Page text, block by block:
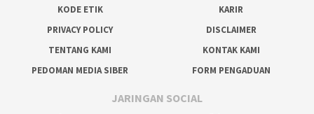
KODE ETIK
KARIR
PRIVACY POLICY
DISCLAIMER
TENTANG KAMI
KONTAK KAMI
PEDOMAN MEDIA SIBER
FORM PENGADUAN
JARINGAN SOCIAL